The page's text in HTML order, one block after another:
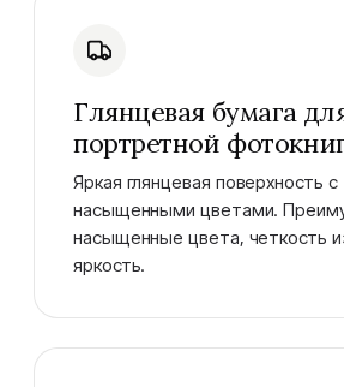
Глянцевая бумага
портретной
Яркая глянцевая поверхность с
насыщенными цветами.
насыщенные цвета, четкость
яркость.